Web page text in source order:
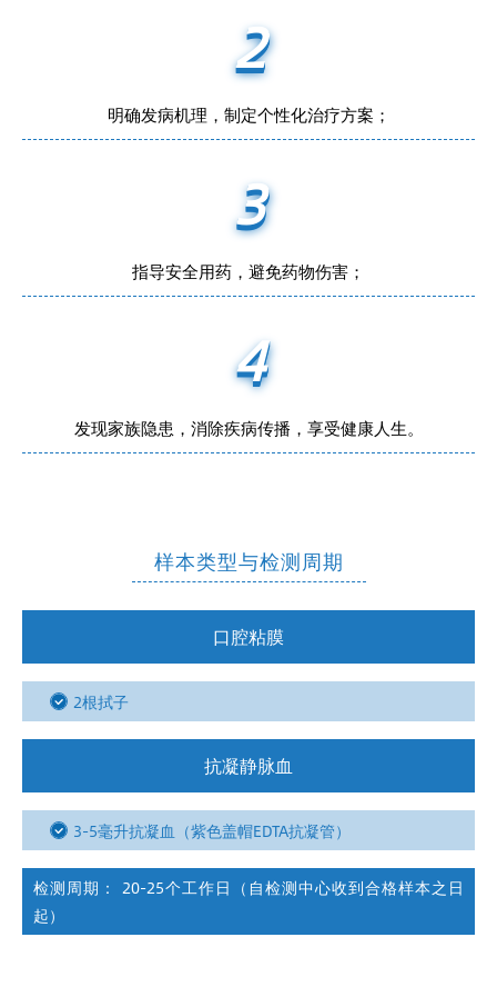
2
明确发病机理，制定个性化治疗方案；
3
指导安全用药，避免药物伤害；
4
发现家族隐患，消除疾病传播，享受健康人生。
样本类型与检测周期
口腔粘膜
2根拭子
抗凝静脉血
3-5毫升抗凝血（紫色盖帽EDTA抗凝管）
检测周期： 20-25个工作日（自检测中心收到合格样本之日
起）